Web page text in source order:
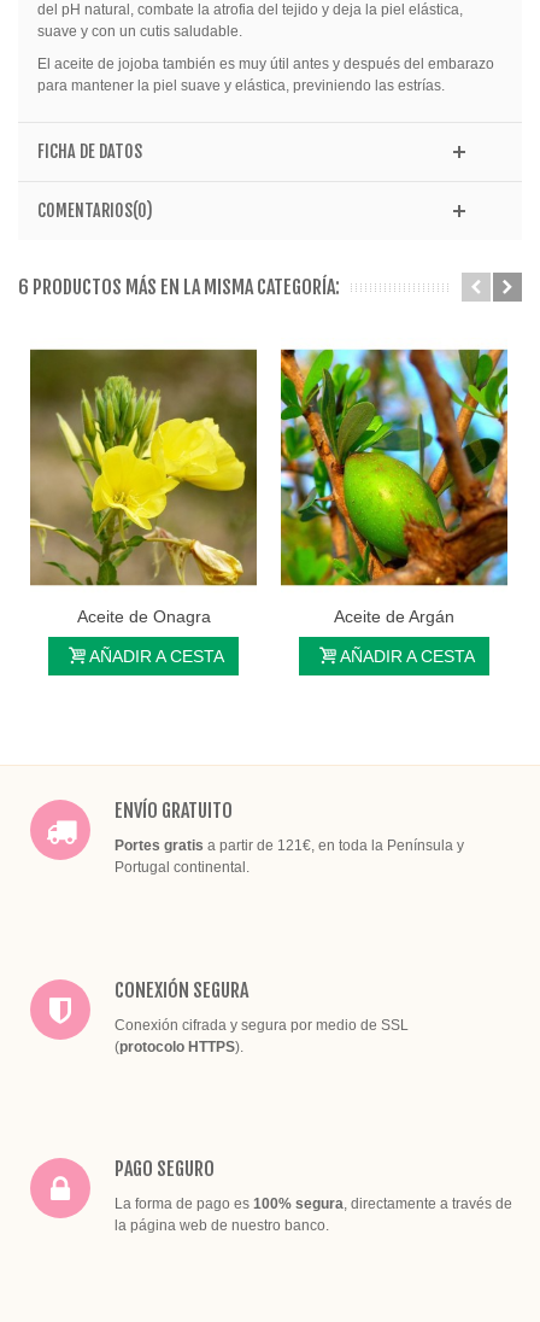
del pH natural, combate la atrofia del tejido y deja la piel elástica,
suave y con un cutis saludable.
El aceite de jojoba también es muy útil antes y después del embarazo
para mantener la piel suave y elástica, previniendo las estrías.
FICHA DE DATOS
COMENTARIOS(0)
6 PRODUCTOS MÁS EN LA MISMA CATEGORÍA:
Aceite de Onagra
AÑADIR A CESTA
Aceite de Argán
AÑADIR A CESTA
ENVÍO GRATUITO
Portes gratis a partir de 121€, en toda la Península y
Portugal continental.
CONEXIÓN SEGURA
Conexión cifrada y segura por medio de SSL
(protocolo HTTPS).
PAGO SEGURO
La forma de pago es 100% segura, directamente a través de
la página web de nuestro banco.